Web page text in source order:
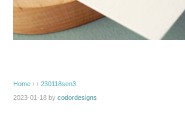
Home › ›230118sen3
2023-01-18 bycodordesigns